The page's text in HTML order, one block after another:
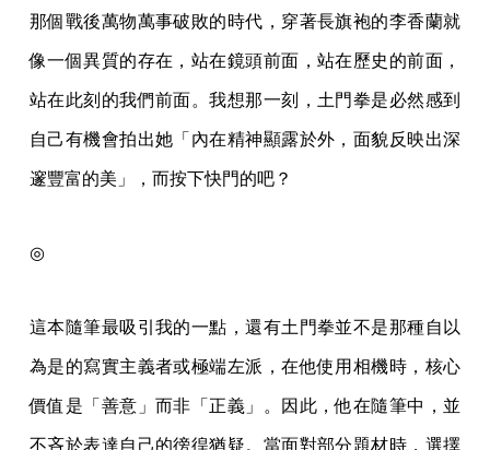
那個戰後萬物萬事破敗的時代，穿著長旗袍的李香蘭就
像一個異質的存在，站在鏡頭前面，站在歷史的前面，
站在此刻的我們前面。我想那一刻，土門拳是必然感到
自己有機會拍出她「內在精神顯露於外，面貌反映出深
邃豐富的美」，而按下快門的吧？
◎
這本隨筆最吸引我的一點，還有土門拳並不是那種自以
為是的寫實主義者或極端左派，在他使用相機時，核心
價值是「善意」而非「正義」。因此，他在隨筆中，並
不吝於表達自己的徬徨猶疑。當面對部分題材時，選擇